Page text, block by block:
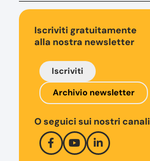
Iscriviti gratuitamente
alla nostra newsletter
Iscriviti
Archivio newsletter
O seguici sui nostri canali